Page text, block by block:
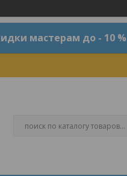
мастерам до - 10 %